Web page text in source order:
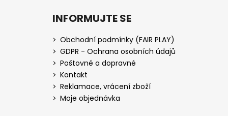
INFORMUJTE SE
Obchodní podmínky (FAIR PLAY)
GDPR - Ochrana osobních údajů
Poštovné a dopravné
Kontakt
Reklamace, vrácení zboží
Moje objednávka